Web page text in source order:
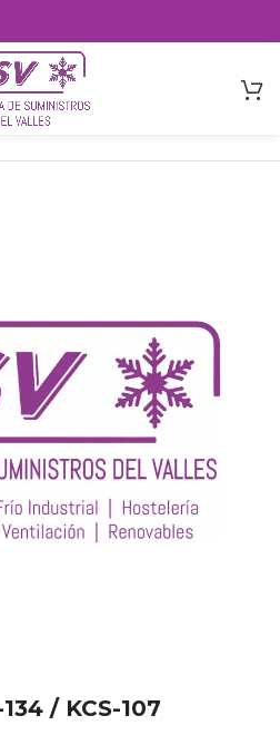
/ KCS-107